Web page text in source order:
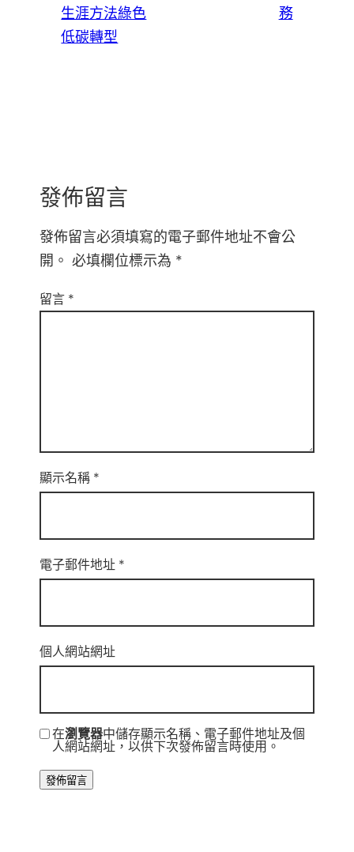
生涯方法綠色
低碳轉型
務
發佈留言
發佈留言必須填寫的電子郵件地址不會公
開。 必填欄位標示為 *
留言 *
顯示名稱 *
電子郵件地址 *
個人網站網址
在瀏覽器中儲存顯示名稱、電子郵件地址及個
人網站網址，以供下次發佈留言時使用。